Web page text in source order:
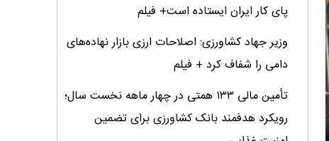
پای کار ایران ایستاده است+ فیلم
وزیر جهاد کشاورزی: اصلاحات ارزی بازار نهاده‌های
دامی را شفاف کرد + فیلم
تأمین مالی ۱۳۳ همتی در چهار ماهه نخست سال؛
رویکرد هدفمند بانک کشاورزی برای تضمین